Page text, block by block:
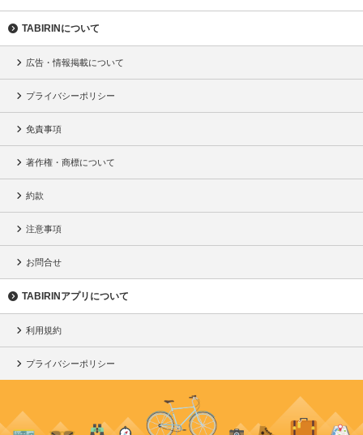
TABIRINについて
広告・情報掲載について
プライバシーポリシー
免責事項
著作権・商標について
約款
注意事項
お問合せ
TABIRINアプリについて
利用規約
プライバシーポリシー